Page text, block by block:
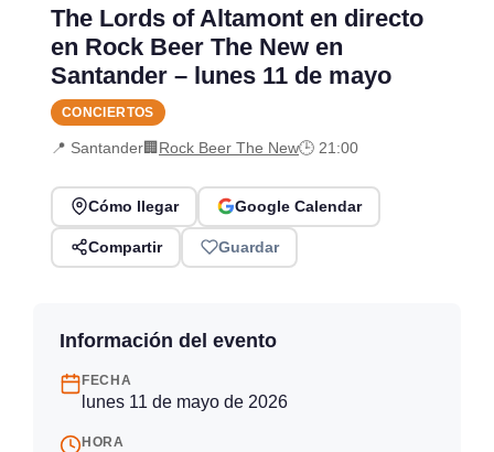
The Lords of Altamont en directo
en Rock Beer The New en
Santander – lunes 11 de mayo
CONCIERTOS
📍 Santander🏢Rock Beer The New🕒 21:00
Cómo llegar Google Calendar
Compartir Guardar
Información del evento
FECHA
lunes 11 de mayo de 2026
HORA